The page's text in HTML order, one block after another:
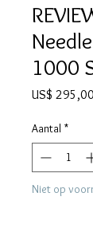
1000
US$ 295,00
Aantal *
Niet op